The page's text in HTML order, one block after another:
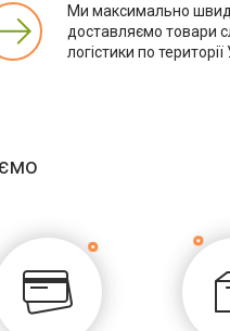
Ми максимально
доставляємо товари
логістики по території